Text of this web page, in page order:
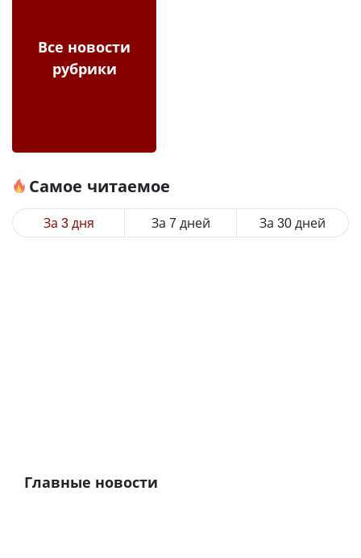
Все новости
рубрики
Самое читаемое
За 3 дня За 7 дней За 30 дней
Главные новости